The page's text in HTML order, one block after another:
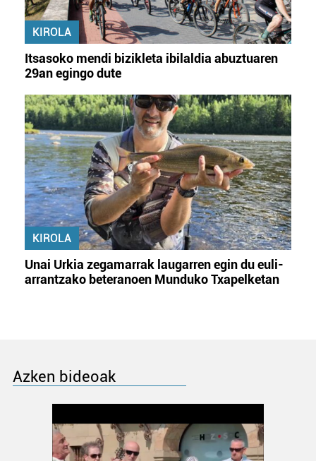
KIROLA
Itsasoko mendi bizikleta ibilaldia abuztuaren
29an egingo dute
KIROLA
Unai Urkia zegamarrak laugarren egin du euli-
arrantzako beteranoen Munduko Txapelketan
Azken bideoak